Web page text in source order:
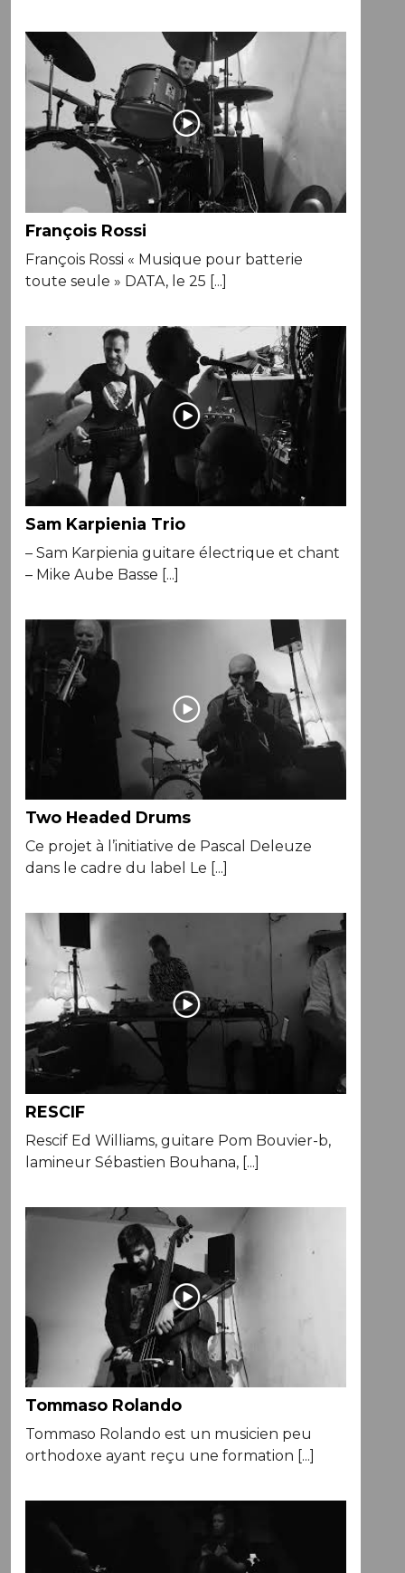
François Rossi
François Rossi « Musique pour batterie
toute seule » DATA, le 25 [...]
Sam Karpienia Trio
– Sam Karpienia guitare électrique et chant
– Mike Aube Basse [...]
Two Headed Drums
Ce projet à l’initiative de Pascal Deleuze
dans le cadre du label Le [...]
RESCIF
Rescif Ed Williams, guitare Pom Bouvier-b,
lamineur Sébastien Bouhana, [...]
Tommaso Rolando
Tommaso Rolando est un musicien peu
orthodoxe ayant reçu une formation [...]